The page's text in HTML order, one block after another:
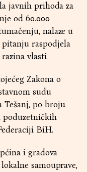
javnih prihoda za
od 60.000
nalaze u
raspodjela
vlasti.
Zakona o
sudu
Tešanj, po broju
poduzetničkih
BiH.
i gradova
samouprave,